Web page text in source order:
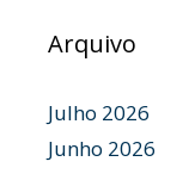
Arquivo
Julho 2026
Junho 2026